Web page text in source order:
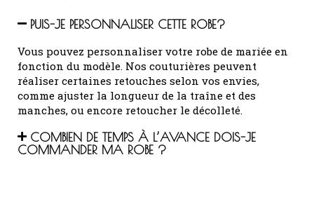
PUIS-JE PERSONNALISER CETTE ROBE?
Vous pouvez personnaliser votre robe de mariée en
fonction du modèle. Nos couturières peuvent
réaliser certaines retouches selon vos envies,
comme ajuster la longueur de la traîne et des
manches, ou encore retoucher le décolleté.
COMBIEN DE TEMPS À L’AVANCE DOIS-JE
COMMANDER MA ROBE ?